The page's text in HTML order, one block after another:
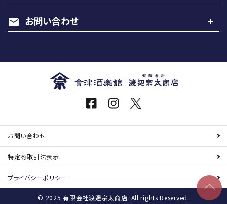
mail お問い合わせ
お問い合わせ
特定商取引法表示
プライバシーポリシー
© 2025 有限会社渡邊宗太商店. All rights Reserved.